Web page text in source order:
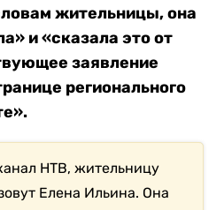
жительницы, она
и «сказала это от
заявление
регионального
НТВ, жительницу
Елена Ильина. Она